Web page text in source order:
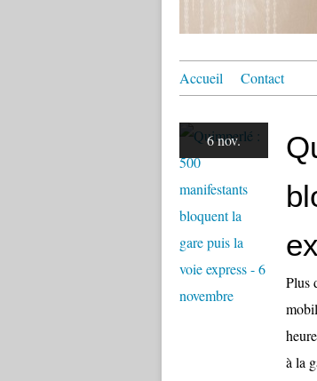
Accueil Contact
6 nov.
Plus
à la